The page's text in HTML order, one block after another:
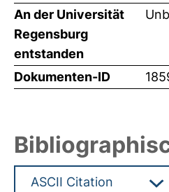
An der Universität
Regensburg
entstanden
Dokumenten-ID